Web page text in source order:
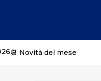
📆 Novità del mese